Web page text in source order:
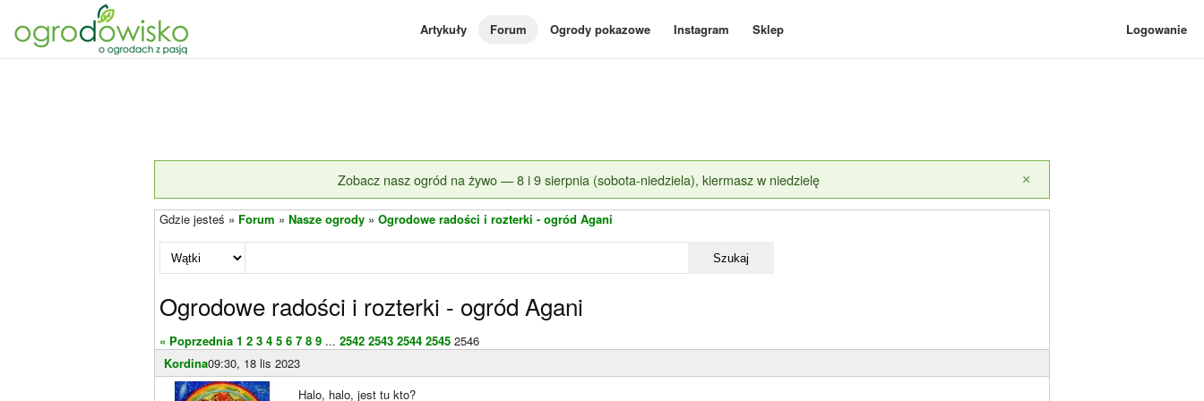
Artykuły Forum Ogrody pokazowe Instagram Sklep Logowanie
Zobacz nasz ogród na żywo — 8 i 9 sierpnia (sobota-niedziela), kiermasz w niedzielę ×
Gdzie jesteś » Forum » Nasze ogrody » Ogrodowe radości i rozterki - ogród Agani
Szukaj
Ogrodowe radości i rozterki - ogród Agani
« Poprzednia 1 2 3 4 5 6 7 8 9 ... 2542 2543 2544 2545 2546
Kordina09:30, 18 lis 2023
Halo, halo, jest tu kto?